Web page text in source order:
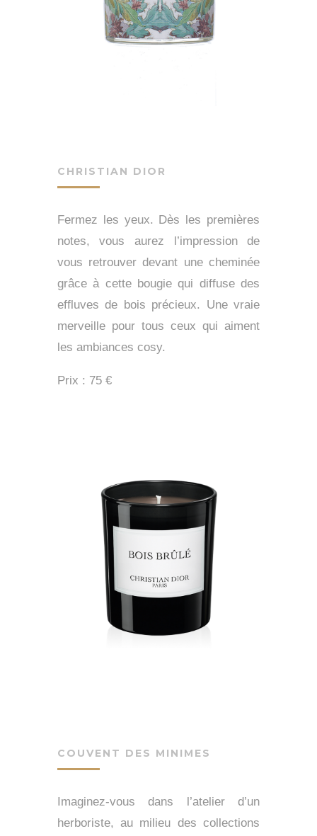
CHRISTIAN DIOR
Fermez les yeux. Dès les premières
notes, vous aurez l’impression de
vous retrouver devant une cheminée
grâce à cette bougie qui diffuse des
effluves de bois précieux. Une vraie
merveille pour tous ceux qui aiment
les ambiances cosy.
Prix : 75 €
COUVENT DES MINIMES
Imaginez-vous dans l’atelier d’un
herboriste, au milieu des collections